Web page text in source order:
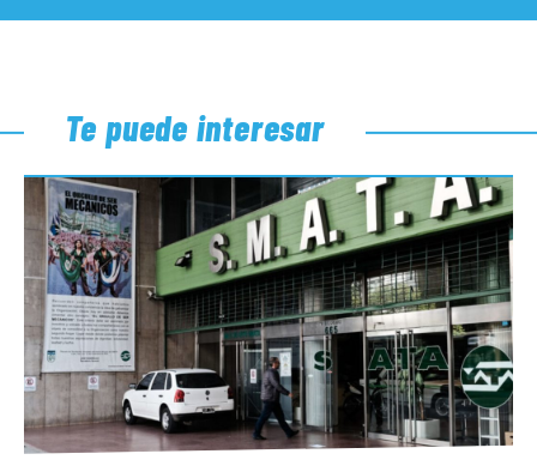
Te puede interesar